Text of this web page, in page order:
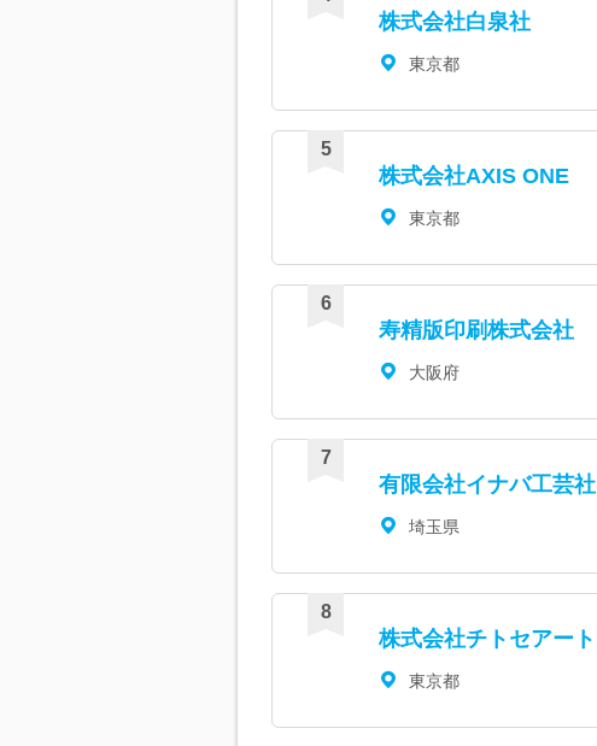
株式会社白泉社
東京都
株式会社AXIS ONE
東京都
寿精版印刷株式会社
大阪府
有限会社イナバ工芸社
埼玉県
株式会社チトセアート
東京都